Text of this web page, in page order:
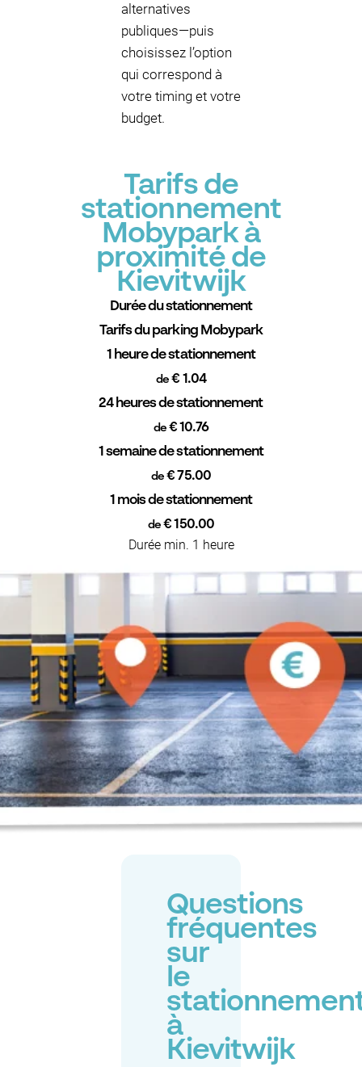
alternatives
publiques—puis
choisissez l’option
qui correspond à
votre timing et votre
budget.
Tarifs de
stationnement
Mobypark à
proximité de
Kievitwijk
Durée du stationnement
Tarifs du parking Mobypark
1 heure de stationnement
de € 1.04
24 heures de stationnement
de€ 10.76
1 semaine de stationnement
de € 75.00
1 mois de stationnement
de € 150.00
Durée min. 1 heure
Questions
fréquentes
sur
le
à
Kievitwijk